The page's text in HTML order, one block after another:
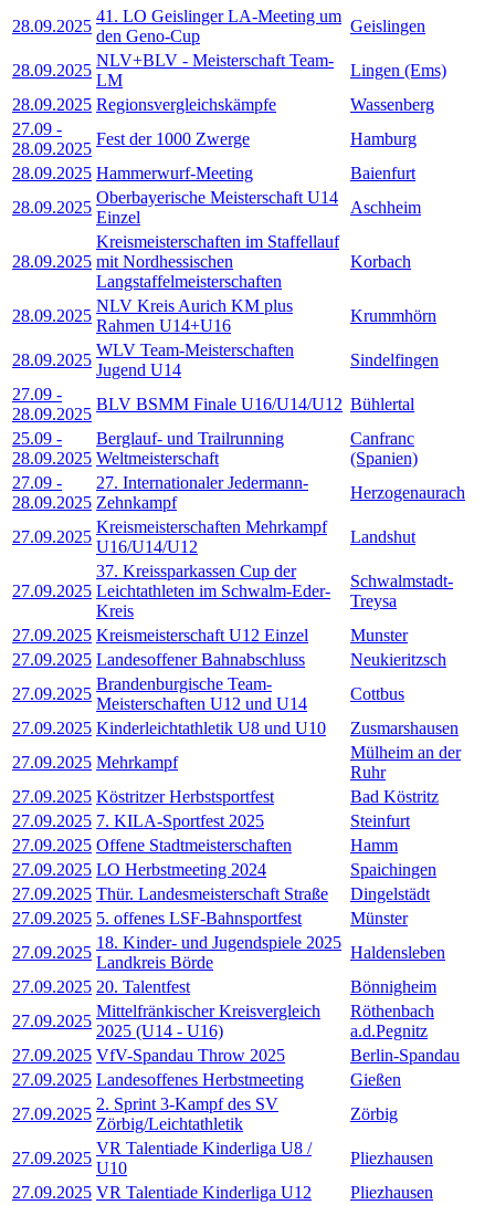
28.09.2025
41. LO Geislinger LA-Meeting um
den Geno-Cup
Geislingen
28.09.2025
NLV+BLV - Meisterschaft Team-
LM
Lingen (Ems)
28.09.2025 Regionsvergleichskämpfe
Wassenberg
27.09 -
28.09.2025
Fest der 1000 Zwerge
Hamburg
28.09.2025 Hammerwurf-Meeting
Baienfurt
28.09.2025
Oberbayerische Meisterschaft U14
Einzel
Aschheim
28.09.2025
Kreismeisterschaften im Staffellauf
mit Nordhessischen
Langstaffelmeisterschaften
Korbach
28.09.2025
NLV Kreis Aurich KM plus
Rahmen U14+U16
Krummhörn
28.09.2025
WLV Team-Meisterschaften
Jugend U14
Sindelfingen
27.09 -
28.09.2025
BLV BSMM Finale U16/U14/U12 Bühlertal
25.09 -
28.09.2025
Berglauf- und Trailrunning
Weltmeisterschaft
Canfranc
(Spanien)
27.09 -
28.09.2025
27. Internationaler Jedermann-
Zehnkampf
Herzogenaurach
27.09.2025
Kreismeisterschaften Mehrkampf
U16/U14/U12
Landshut
27.09.2025
37. Kreissparkassen Cup der
Leichtathleten im Schwalm-Eder-
Kreis
Schwalmstadt-
Treysa
27.09.2025 Kreismeisterschaft U12 Einzel
Munster
27.09.2025 Landesoffener Bahnabschluss
Neukieritzsch
27.09.2025
Brandenburgische Team-
Meisterschaften U12 und U14
Cottbus
27.09.2025 Kinderleichtathletik U8 und U10
Zusmarshausen
27.09.2025 Mehrkampf
Mülheim an der
Ruhr
27.09.2025 Köstritzer Herbstsportfest
Bad Köstritz
27.09.2025 7. KILA-Sportfest 2025
Steinfurt
27.09.2025 Offene Stadtmeisterschaften
Hamm
27.09.2025 LO Herbstmeeting 2024
Spaichingen
27.09.2025 Thür. Landesmeisterschaft Straße
Dingelstädt
27.09.2025 5. offenes LSF-Bahnsportfest
Münster
27.09.2025
18. Kinder- und Jugendspiele 2025
Landkreis Börde
Haldensleben
27.09.2025 20. Talentfest
Bönnigheim
27.09.2025
Mittelfränkischer Kreisvergleich
2025 (U14 - U16)
Röthenbach
a.d.Pegnitz
27.09.2025 VfV-Spandau Throw 2025
Berlin-Spandau
27.09.2025 Landesoffenes Herbstmeeting
Gießen
27.09.2025
2. Sprint 3-Kampf des SV
Zörbig/Leichtathletik
Zörbig
27.09.2025
VR Talentiade Kinderliga U8 /
U10
Pliezhausen
27.09.2025 VR Talentiade Kinderliga U12
Pliezhausen